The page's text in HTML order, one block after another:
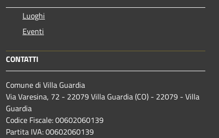
Luoghi
Eventi
CONTATTI
Comune di Villa Guardia
Via Varesina, 72 - 22079 Villa Guardia (CO) - 22079 - Villa
Guardia
Codice Fiscale: 00602060139
Partita IVA: 00602060139